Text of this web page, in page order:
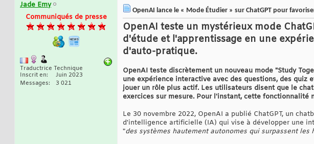
Jade Emy
Communiqués de presse
Traductrice Technique
Inscrit en
Juin 2023
Messages
3 021
OpenAI lance le « Mode Étudier » sur ChatGPT pour
OpenAI teste un mystérieux mode
d'étude et l'apprentissage en une
d'auto-pratique.
OpenAI teste discrètement un nouveau mode "Study
une expérience interactive avec des questions, des quiz
jouer un rôle plus actif. Les utilisateurs disent que le
exercices sur mesure. Pour l'instant, cette fonctionnalité
Le 30 novembre 2022, OpenAI a publié ChatGPT, un
d'intelligence artificielle (IA) qui vise à développer une
"des systèmes hautement autonomes qui surpassent